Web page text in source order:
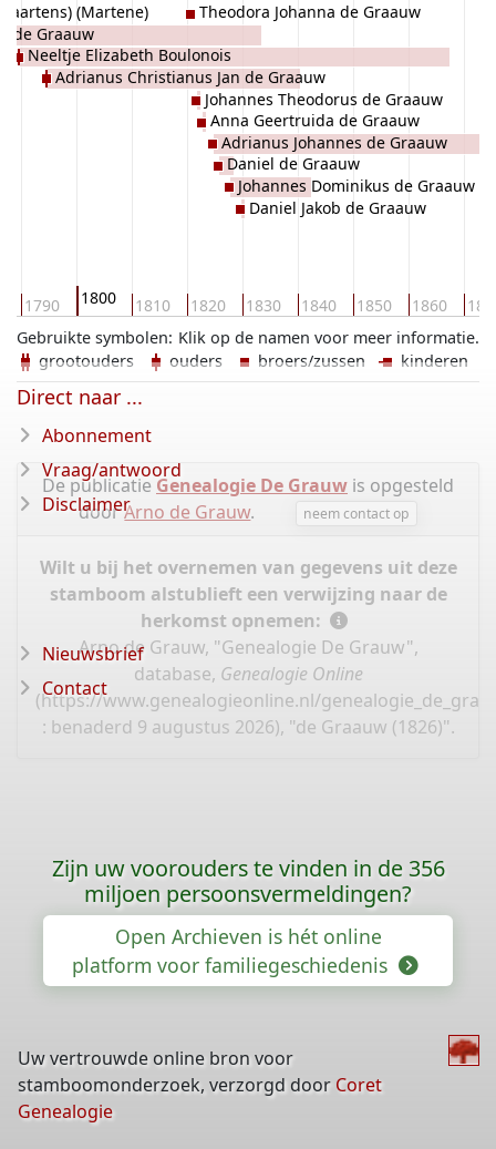
1790 1800 1810 1820 1830 1840 1850 1860
(Martene)
de Graauw
Neeltje Elizabeth Boulonois
Adrianus Christianus Jan de Graauw
Theodora Johanna de Graauw
Johannes Theodorus de Graauw
Anna Geertruida de Graauw
Adrianus Johannes de Graauw
Daniel de Graauw
Johannes Dominikus de Graauw
Daniel Jakob de Graauw
Klik op de namen voor meer informatie.
Gebruikte symbolen:
grootouders
ouders broers/zussen kinderen
De publicatie Genealogie De Grauw is opgesteld
doorArno de Grauw. neem contact op
Wilt u bij het overnemen van gegevens uit deze
stamboom alstublieft een verwijzing naar de
herkomst opnemen:
Arno de Grauw, "Genealogie De Grauw",
database, Genealogie Online
(https://www.genealogieonline.nl/
: benaderd 9 augustus 2026), "de Graauw (1826)".
Direct naar ...
Abonnement
Vraag/antwoord
Disclaimer
Nieuwsbrief
Contact
Zijn uw voorouders te vinden in de 356
miljoen persoonsvermeldingen?
Open Archieven is hét online
platform voor familiegeschiedenis
Uw vertrouwde online bron voor
stamboomonderzoek, verzorgd door Coret
Genealogie